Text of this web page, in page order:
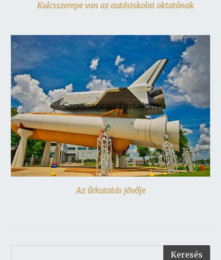
Kulcsszerepe van az autósiskolai oktatónak
Az űrkutatás jövője